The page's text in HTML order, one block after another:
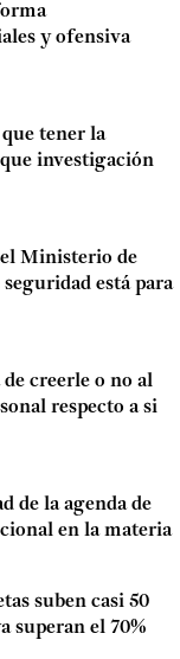
y ofensiva
tener la
investigación
Ministerio de
está para
de creerle o no al
respecto a si
de la agenda de
en la materia
suben casi 50
superan el 70%